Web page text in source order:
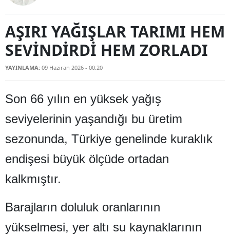
Antalya
Artvin
Aydın
Bilecik
Bingöl
Bitlis
Bolu
Bursa
Çanakkale
AŞIRI YAĞIŞLAR TARIMI HEM
SEVİNDİRDİ HEM ZORLADI
YAYINLAMA: 09 Haziran 2026 - 00:20
Son 66 yılın en yüksek yağış
seviyelerinin yaşandığı bu üretim
sezonunda, Türkiye genelinde kuraklık
endişesi büyük ölçüde ortadan
kalkmıştır.
Barajların doluluk oranlarının
yükselmesi, yer altı su kaynaklarının